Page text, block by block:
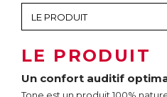
LE PRODUIT
Un confort auditif
Tone est un produit 100%